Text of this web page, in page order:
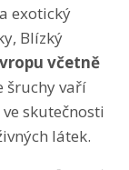
exotický
Blízký
včetně
šruchy vaří
skutečnosti
látek.